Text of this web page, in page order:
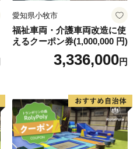
愛知県小牧市
福祉車両・介護車両改造に使
えるクーポン券(1,000,000 円)
3,336,000円